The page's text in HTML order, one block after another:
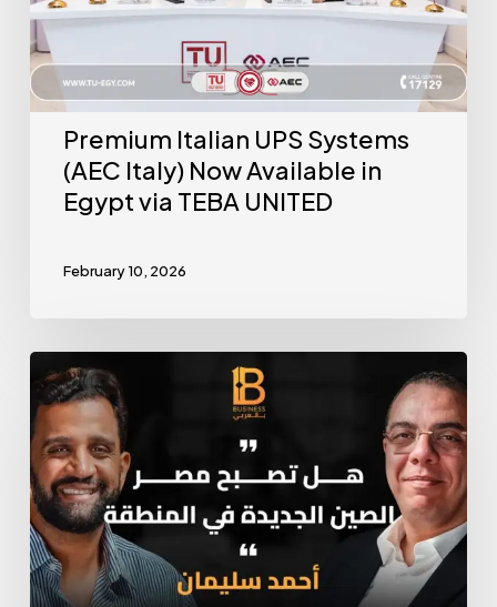
Premium Italian UPS Systems
(AEC Italy) Now Available in
Egypt via TEBA UNITED
February 10, 2026